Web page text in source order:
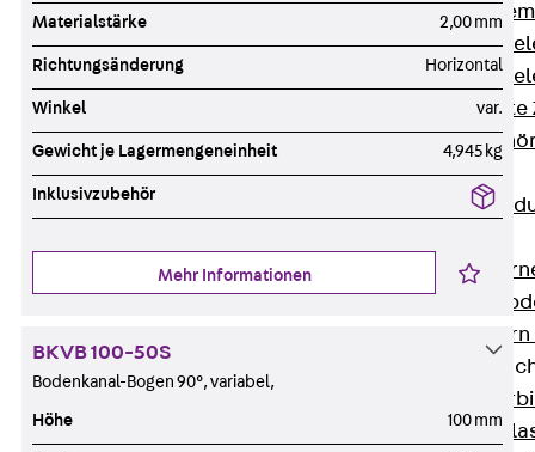
Verbindung
Zurück
Querkraftdorn
Materialstärke 2,00 mm
Richtungsänderung Horizontal
Winkel var.
Gewicht je Lagermengeneinheit 4,945 kg
Inklusivzubehör
Mehr Informationen
BKVB 100-50S
Bodenkanal-Bogen 90°, variabel,
Höhe 100 mm